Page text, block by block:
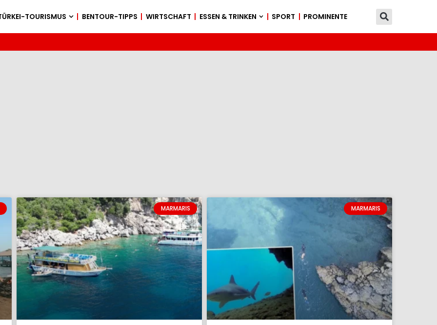
TOURISMUS BENTOUR-TIPPS WIRTSCHAFT ESSEN & TRINKEN SPORT PROMINENTE
MARMARIS MARMARIS